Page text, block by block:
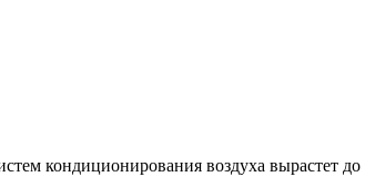
кондиционирования воздуха вырастет